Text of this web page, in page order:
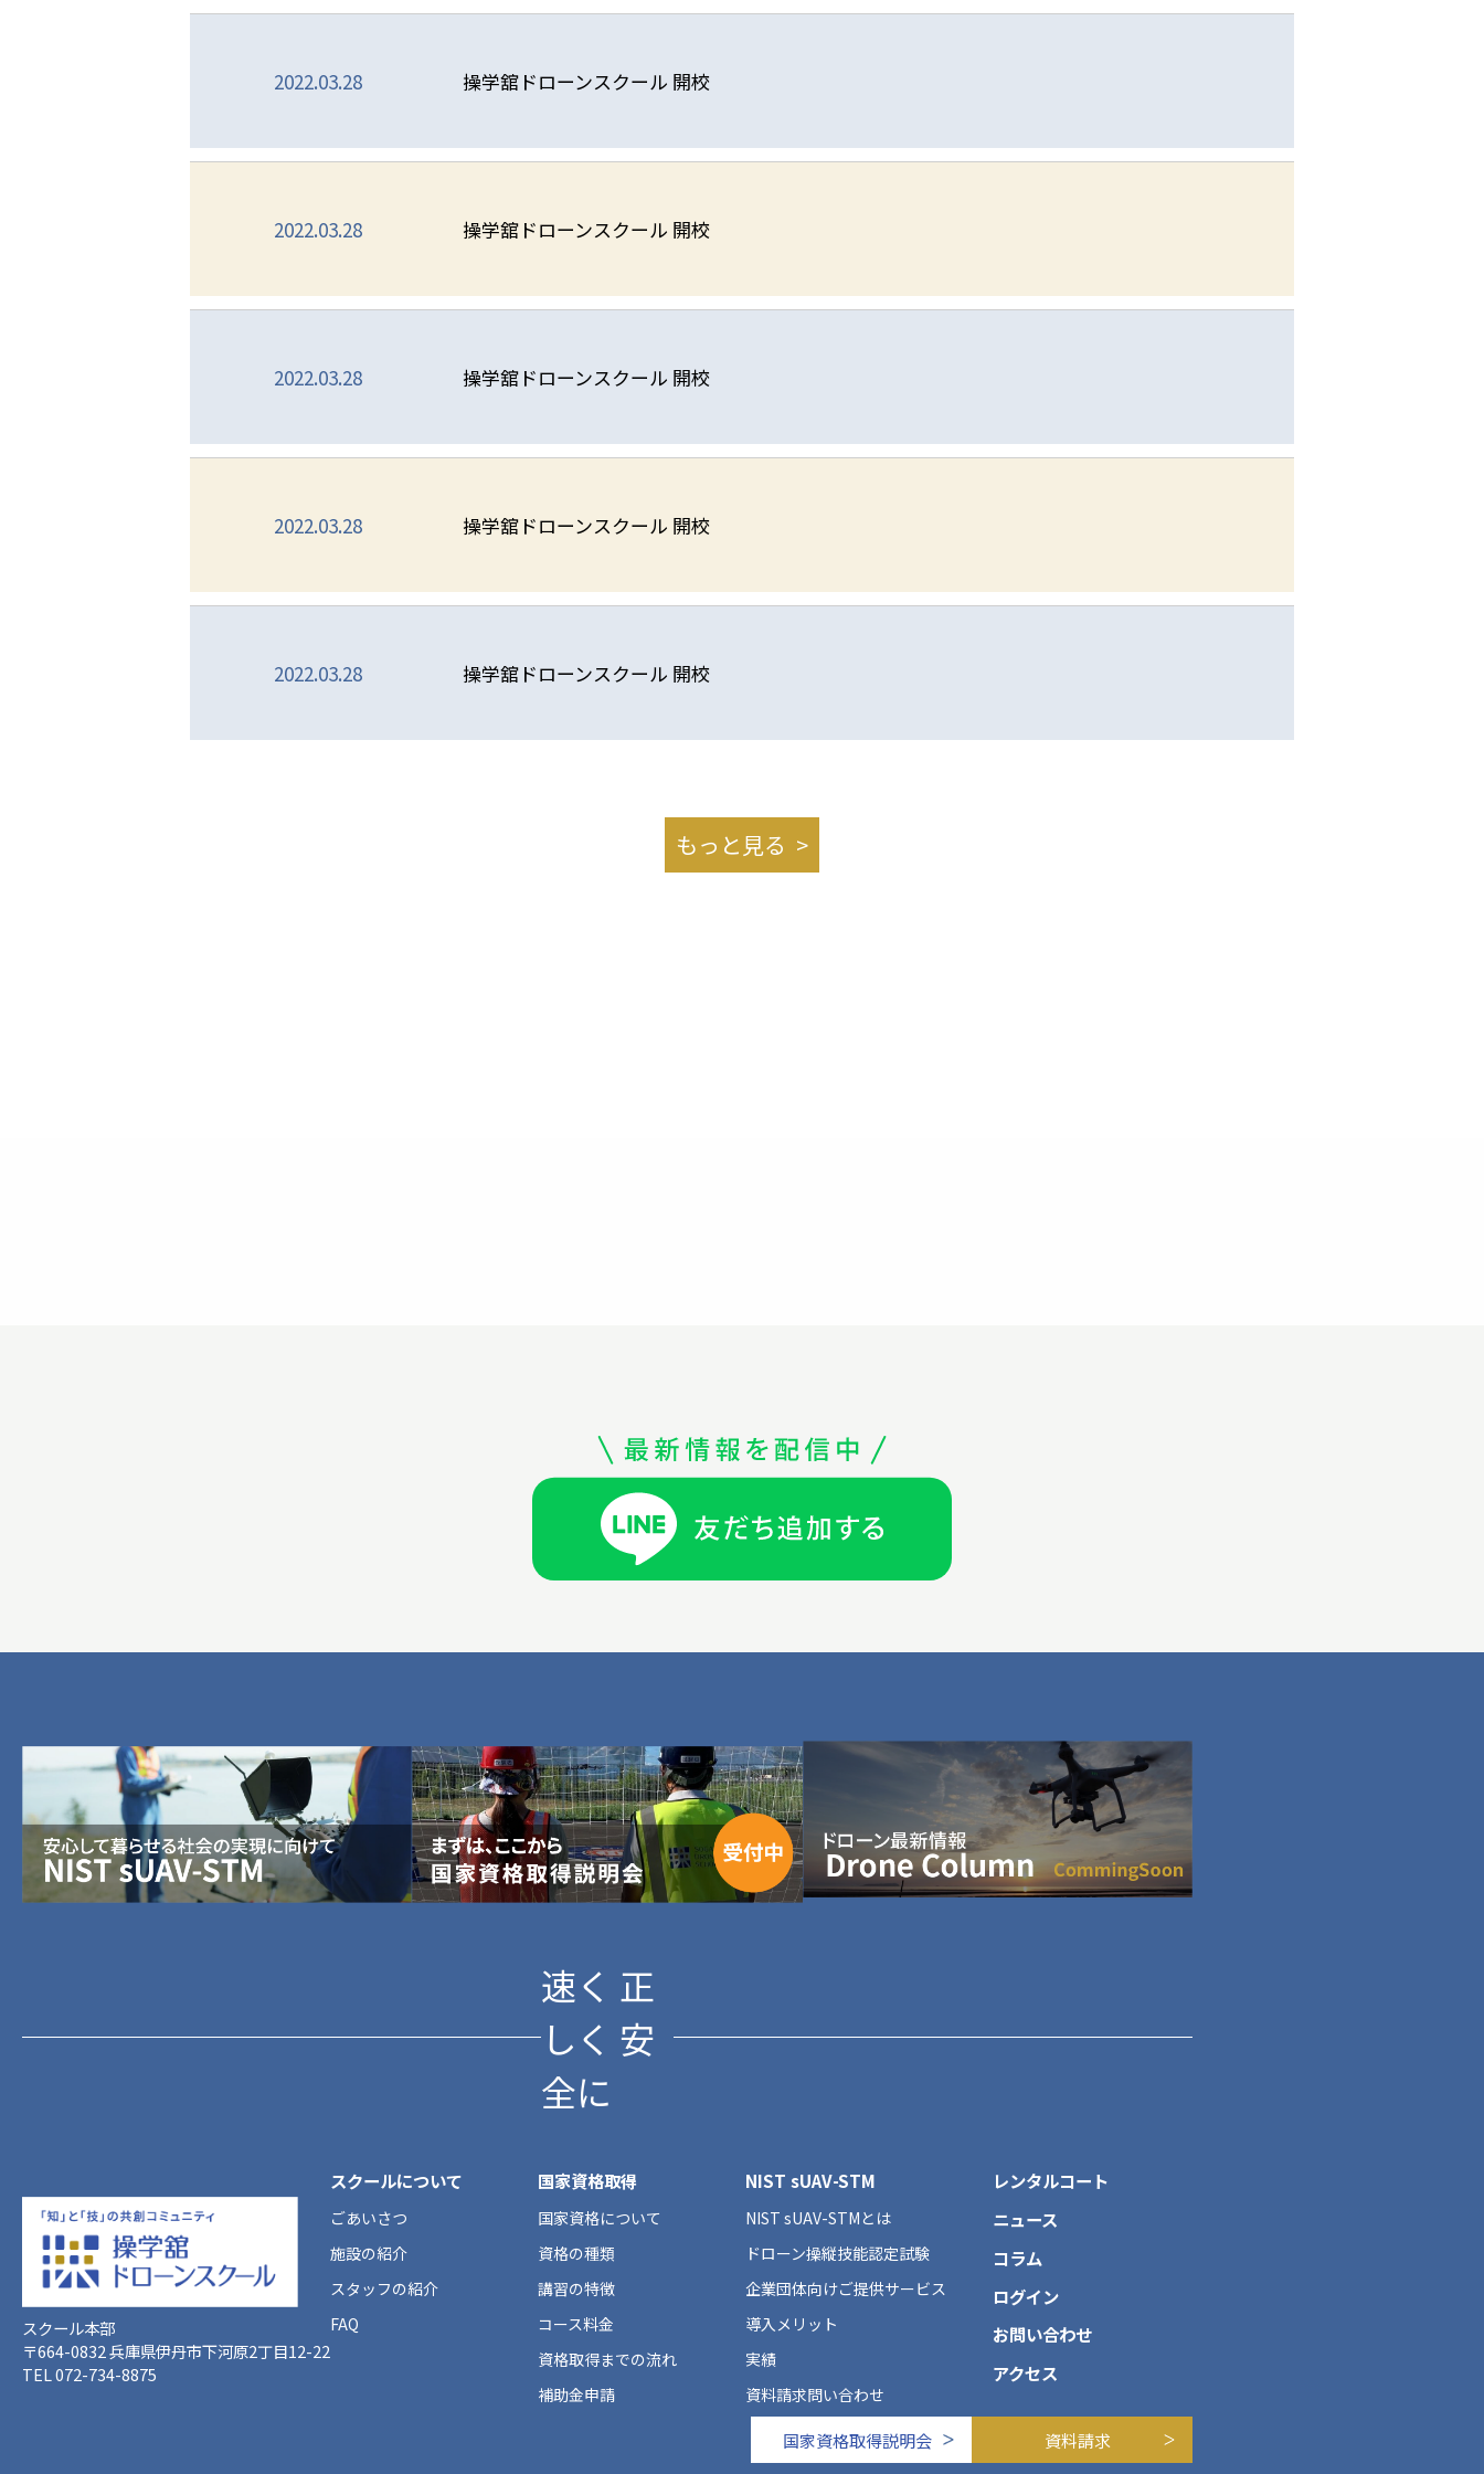
2022.03.28 操学舘ドローンスクール 開校
2022.03.28 操学舘ドローンスクール 開校
2022.03.28 操学舘ドローンスクール 開校
2022.03.28 操学舘ドローンスクール 開校
2022.03.28 操学舘ドローンスクール 開校
もっと見る
速く 正
しく 安
全に
スクール本部
〒664-0832 兵庫県伊丹市下河原2丁目12-22
TEL 072-734-8875
スクールについて
ごあいさつ
施設の紹介
スタッフの紹介
FAQ
国家資格取得
国家資格について
資格の種類
講習の特徴
コース料金
資格取得までの流れ
補助金申請
NIST sUAV-STM
NIST sUAV-STMとは
ドローン操縦技能認定試験
企業団体向けご提供サービス
導入メリット
実績
資料請求問い合わせ
レンタルコート
ニュース
コラム
ログイン
お問い合わせ
アクセス
国家資格取得説明会 資料請求